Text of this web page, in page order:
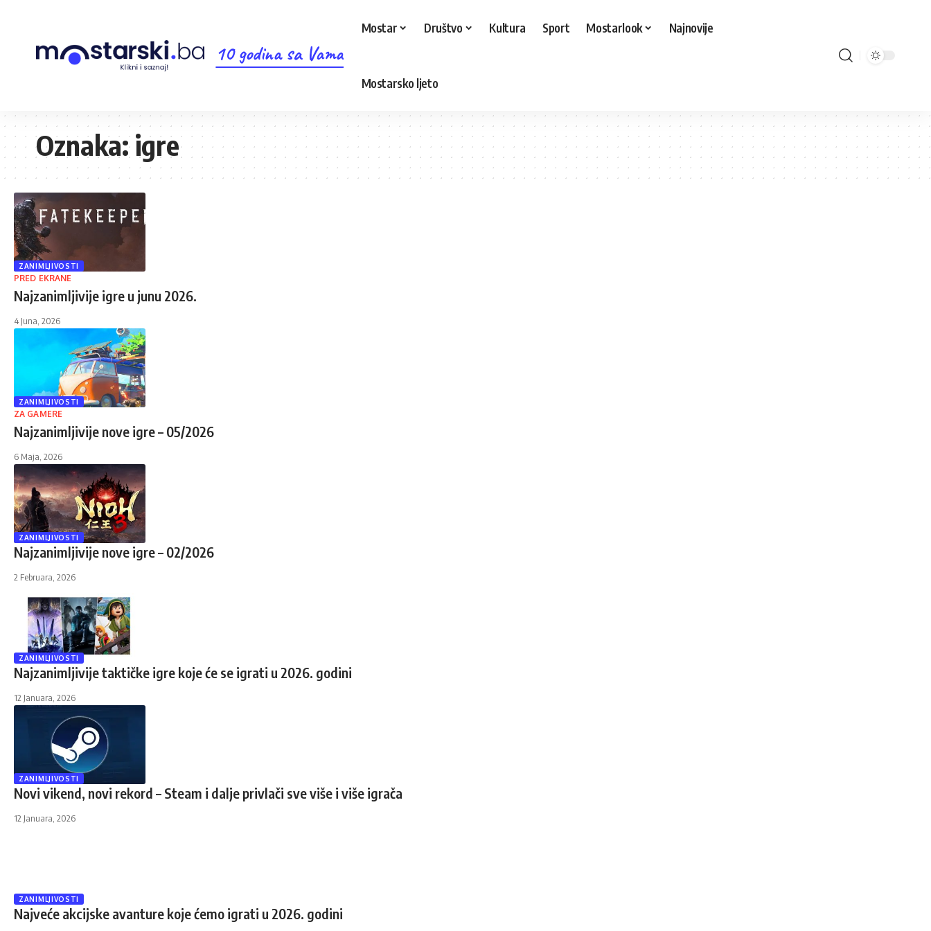
10 godina sa Vama
Mostar Društvo Kultura Sport Mostarlook Najnovije
Mostarsko ljeto
Oznaka:igre
ZANIMLJIVOSTI
PRED EKRANE
Najzanimljivije igre u junu 2026.
4 Juna, 2026
ZANIMLJIVOSTI
ZA GAMERE
Najzanimljivije nove igre – 05/2026
6 Maja, 2026
ZANIMLJIVOSTI
Najzanimljivije nove igre – 02/2026
2 Februara, 2026
ZANIMLJIVOSTI
Najzanimljivije taktičke igre koje će se igrati u 2026. godini
12 Januara, 2026
ZANIMLJIVOSTI
Novi vikend, novi rekord – Steam i dalje privlači sve više i više igrača
12 Januara, 2026
ZANIMLJIVOSTI
Najveće akcijske avanture koje ćemo igrati u 2026. godini